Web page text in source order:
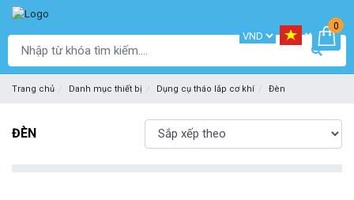
0
Trang chủ Danh mục thiết bị Dụng cụ tháo lắp cơ khí Đèn
ĐÈN